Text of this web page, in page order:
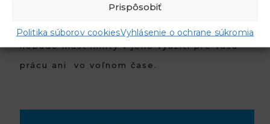
Prispôsobiť
Politika súborov cookiesVyhlásenie o ochrane súkromia
nebude klásť limity v jeho využití pre vašu
prácu ani vo voľnom čase.